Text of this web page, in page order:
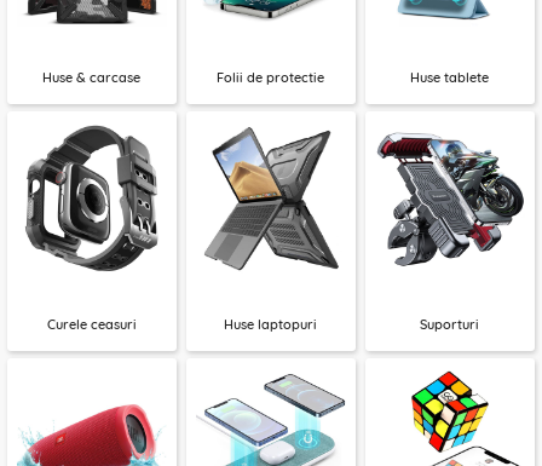
Huse & carcase Folii de protectie Huse tablete
Curele ceasuri Huse laptopuri Suporturi